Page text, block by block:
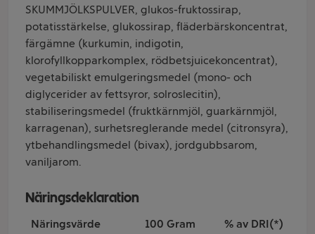
SKUMMJÖLKSPULVER, glukos-fruktossirap,
potatisstärkelse, glukossirap, fläderbärskoncentrat,
färgämne (kurkumin, indigotin,
klorofyllkopparkomplex, rödbetsjuicekoncentrat),
vegetabiliskt emulgeringsmedel (mono- och
diglycerider av fettsyror, solroslecitin),
stabiliseringsmedel (fruktkärnmjöl, guarkärnmjöl,
karragenan), surhetsreglerande medel (citronsyra),
ytbehandlingsmedel (bivax), jordgubbsarom,
vaniljarom.
Näringsdeklaration
Näringsvärde 100 Gram % av DRI(*)